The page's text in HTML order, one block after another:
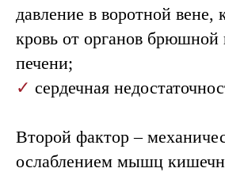
давление в воротной вене,
кровь от органов брюшной
печени;
✓ сердечная
Второй фактор –
ослаблением мышц
Записаться на прием
Симптомы